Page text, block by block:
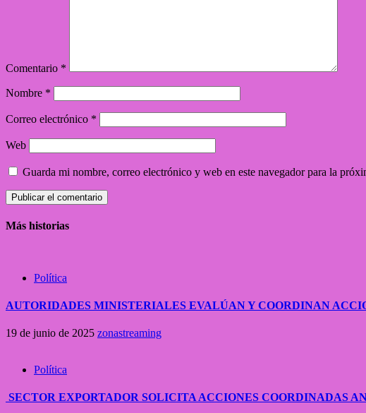
Comentario *
Nombre *
Correo electrónico *
Web
Guarda mi nombre, correo electrónico y web en este navegador para la
Más historias
Política
AUTORIDADES MINISTERIALES EVALÚAN Y COORDINAN
19 de junio de 2025 zonastreaming
Política
SECTOR EXPORTADOR SOLICITA ACCIONES COORDINADAS